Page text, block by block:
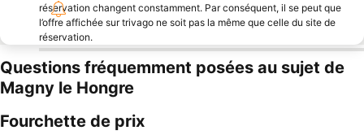
réservation changent constamment. Par conséquent, il se peut que
l’offre affichée sur trivago ne soit pas la même que celle du site de
réservation.
Questions fréquemment posées au sujet de
Magny le Hongre
Fourchette de prix